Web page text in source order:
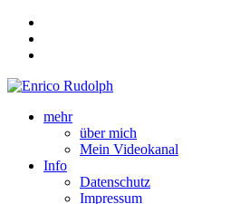
mehr
über mich
Mein Videokanal
Info
Datenschutz
Impressum